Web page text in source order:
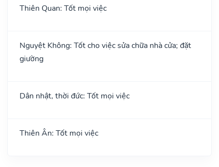
Thiên Quan: Tốt mọi việc
Nguyệt Không: Tốt cho việc sửa chữa nhà cửa; đặt
giường
Dân nhật, thời đức: Tốt mọi việc
Thiên Ân: Tốt mọi việc